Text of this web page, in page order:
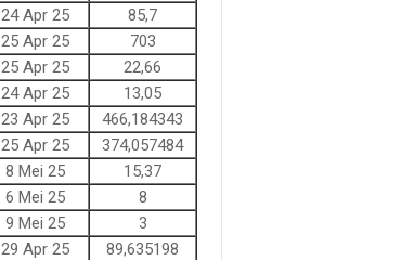
24 Apr 25
85,7
25 Apr 25
703
25 Apr 25
22,66
24 Apr 25
13,05
23 Apr 25
466,184343
25 Apr 25
374,057484
8 Mei 25
15,37
6 Mei 25
8
9 Mei 25
3
29 Apr 25
89,635198